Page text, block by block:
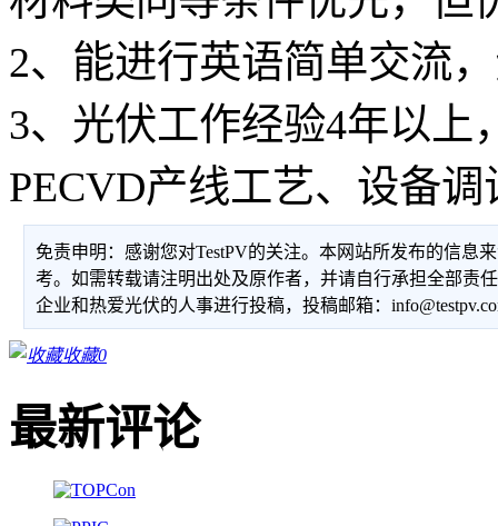
2、 能进行英语简单交流
3、光伏工作经验4年以上
PECVD产线工艺、设备
免责申明：感谢您对TestPV的关注。本网站所发布的信息
考。如需转载请注明出处及原作者，并请自行承担全部责
企业和热爱光伏的人事进行投稿，投稿邮箱：
收藏0
最新评论